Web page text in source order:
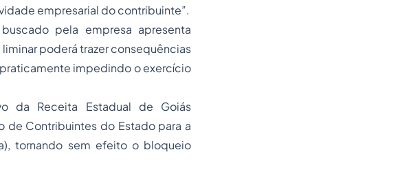
empresarial do contribuinte”.
pela empresa apresenta
poderá trazer consequências
impedindo o exercício
da Receita Estadual de Goiás
de Contribuintes do Estado para a
tornando sem efeito o bloqueio